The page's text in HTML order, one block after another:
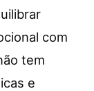
com
tem
e